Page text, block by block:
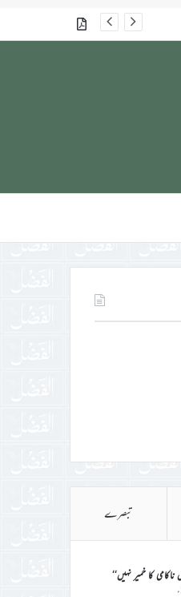
گذشتہ شمارے
تبصرے
کا خمیر نہیں‘‘